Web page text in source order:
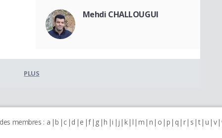
Mehdi CHALLOUGUI
PLUS
membres : a b c d e f g h i j k l m n o p q r s t u v